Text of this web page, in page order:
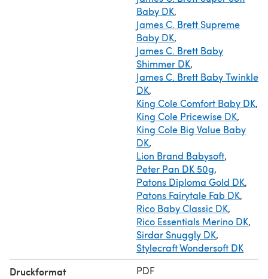
Baby DK,
James C. Brett Supreme
Baby DK,
James C. Brett Baby
Shimmer DK,
James C. Brett Baby Twinkle
DK,
King Cole Comfort Baby DK,
King Cole Pricewise DK,
King Cole Big Value Baby
DK,
Lion Brand Babysoft,
Peter Pan DK 50g,
Patons Diploma Gold DK,
Patons Fairytale Fab DK,
Rico Baby Classic DK,
Rico Essentials Merino DK,
Sirdar Snuggly DK,
Stylecraft Wondersoft DK
Druckformat PDF